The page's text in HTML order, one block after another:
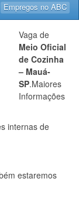
Empregos no ABC
Vaga de
Meio Oficial
de Cozinha
– Mauá-
SP.Maiores
Informações
internas de
estaremos